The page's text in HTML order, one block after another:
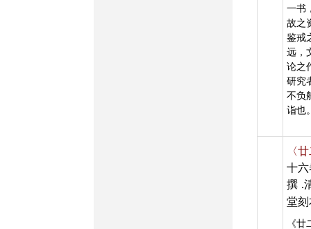
一书
故之
鉴戒
远，
论之
研究
不负
诣也
〈
十
撰 .
堂刻
《